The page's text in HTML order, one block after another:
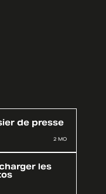
de presse
2 MO
les